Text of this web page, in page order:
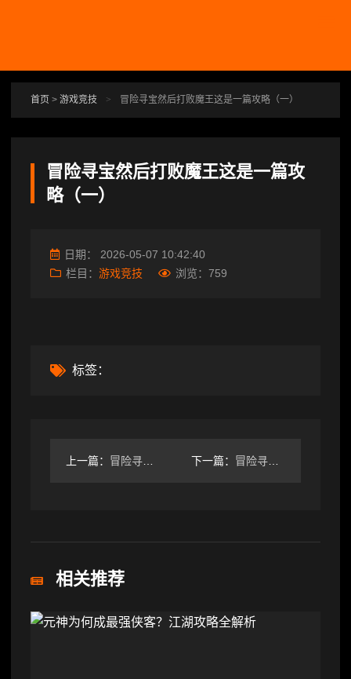
首页 > 游戏竞技 > 冒险寻宝然后打败魔王这是一篇攻略（一）
冒险寻宝然后打败魔王这是一篇攻
略（一）
日期： 2026-05-07 10:42:40
栏目： 游戏竞技 浏览： 759
标签：
上一篇： 冒险寻宝然后打败魔王【S3赛季攻略】以dot伤害为核心的队伍 下一篇： 冒险寻宝然后打败魔王终于过60难了，这里分享下经验
相关推荐